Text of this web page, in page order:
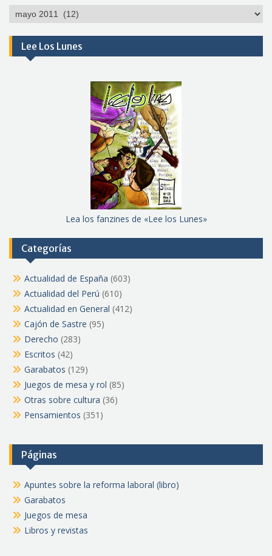
Por
Lee Los Lunes
Lea los fanzines de «Lee los Lunes»
Categorías
Actualidad de España (603)
Actualidad del Perú (610)
Actualidad en General (412)
Cajón de Sastre (95)
Derecho (283)
Escritos (42)
Garabatos (129)
Juegos de mesa y rol (85)
Otras sobre cultura (36)
Pensamientos (351)
Páginas
Apuntes sobre la reforma laboral (libro)
Garabatos
Juegos de mesa
Libros y revistas